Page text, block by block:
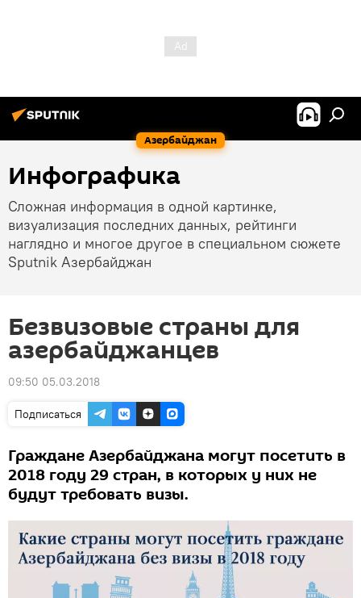
Азербайджан
Инфографика
Сложная информация в одной картинке,
визуализация последних данных, рейтинги
наглядно и многое другое в специальном сюжете
Sputnik Азербайджан
Безвизовые страны для
азербайджанцев
09:50 05.03.2018
Подписаться
Граждане Азербайджана могут посетить в
2018 году 29 стран, в которых у них не
будут требовать визы.